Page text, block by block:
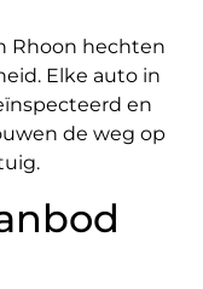
Rhoon hechten
Elke auto in
en
de weg op